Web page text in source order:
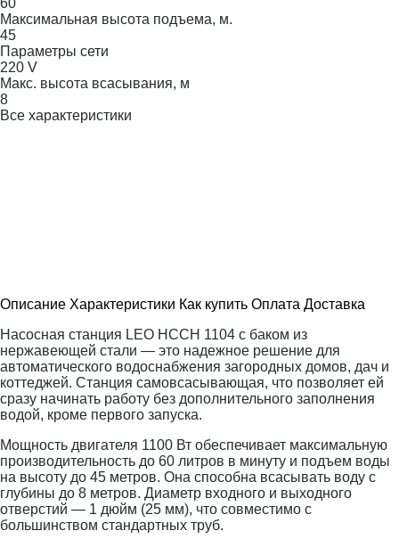
Максимальная высота подъема, м.
45
Параметры сети
220 V
Макс. высота всасывания, м
8
Все характеристики
Описание Характеристики Как купить Оплата Доставка
Насосная станция LEO НССН 1104 с баком из
нержавеющей стали — это надежное решение для
автоматического водоснабжения загородных домов, дач и
коттеджей. Станция самовсасывающая, что позволяет ей
сразу начинать работу без дополнительного заполнения
водой, кроме первого запуска.
Мощность двигателя 1100 Вт обеспечивает максимальную
производительность до 60 литров в минуту и подъем воды
на высоту до 45 метров. Она способна всасывать воду с
глубины до 8 метров. Диаметр входного и выходного
отверстий — 1 дюйм (25 мм), что совместимо с
большинством стандартных труб.